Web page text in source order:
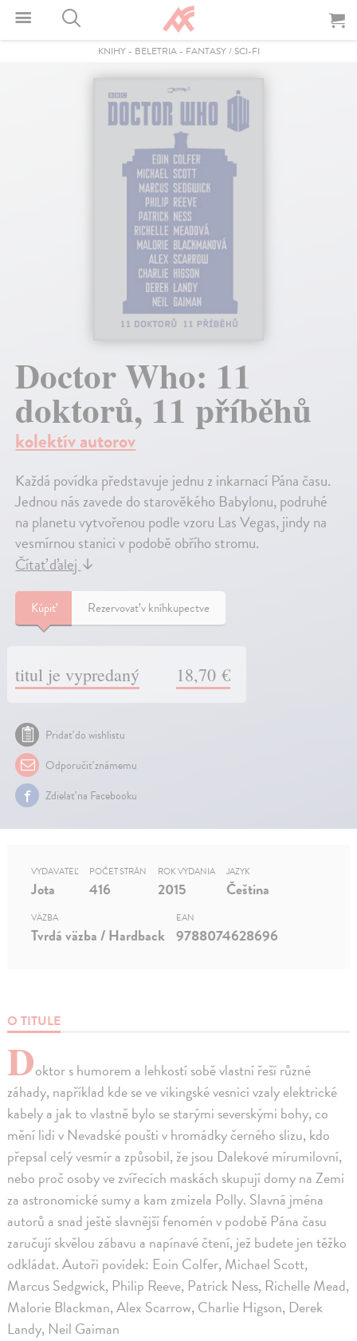
KNIHY- BELETRIA- FANTASY / SCI-FI
Doctor Who: 11
doktorů, 11 příběhů
kolektív autorov
Každá povídka představuje jednu z inkarnací Pána času.
Jednou nás zavede do starověkého Babylonu, podruhé
na planetu vytvořenou podle vzoru Las Vegas, jindy na
vesmírnou stanici v podobě obřího stromu.
Čítať ďalej ↓
Kúpiť Rezervovať v kníhkupectve
titul je vypredaný 18,70 €
Pridať do wishlistu
Odporučiť známemu
Zdielať na Facebooku
O TITULE
Doktor s humorem a lehkostí sobě vlastní řeší různé
záhady, například kde se ve vikingské vesnici vzaly elektrické
kabely a jak to vlastně bylo se starými severskými bohy, co
mění lidi v Nevadské poušti v hromádky černého slizu, kdo
přepsal celý vesmír a způsobil, že jsou Dalekové mírumilovní,
nebo proč osoby ve zvířecích maskách skupují domy na Zemi
za astronomické sumy a kam zmizela Polly. Slavná jména
autorů a snad ještě slavnější fenomén v podobě Pána času
zaručují skvělou zábavu a napínavé čtení, jež budete jen těžko
odkládat. Autoři povídek: Eoin Colfer, Michael Scott,
Marcus Sedgwick, Philip Reeve, Patrick Ness, Richelle Mead,
Malorie Blackman, Alex Scarrow, Charlie Higson, Derek
Landy, Neil Gaiman
VYDAVATEĽ
Jota
POČET STRÁN
416
ROK VYDANIA
2015
JAZYK
Čeština
VÄZBA
Tvrdá väzba / Hardback
EAN
9788074628696